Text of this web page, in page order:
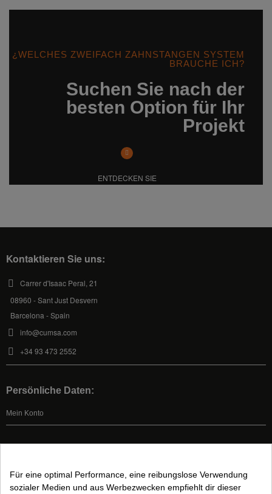
¿WELCHES ZWEIFACH ZAHNSTANGEN SYSTEM
BRAUCHE ICH?
Suchen Sie nach der
besten Option für Ihr
Projekt
ENTDECKEN SIE
Kontaktieren Sie uns:
Carrer d'Isaac Peral, 21
08960 - Sant Just Desvern
Barcelona - Spain
info@cumsa.com
+34 93 473 2552
Persönliche Daten:
Mein Konto
Allgemeine Geschäftsbedingungen
Rechtlicher Hinweis
Für eine optimal Performance, eine reibungslose Verwendung
sozialer Medien und aus Werbezwecken empfiehlt dir dieser